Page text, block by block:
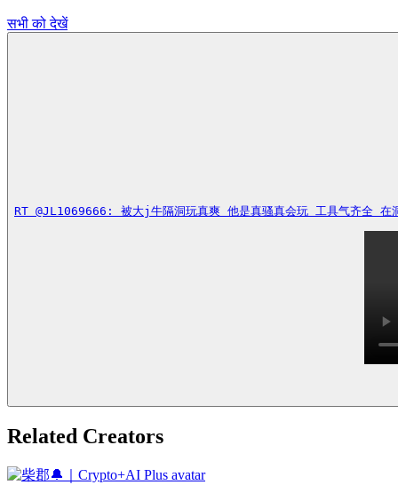
सभी को देखें
RT @JL1069666: 被大j牛隔洞玩真爽 他是真骚真会玩 工具气齐全
Related Creators